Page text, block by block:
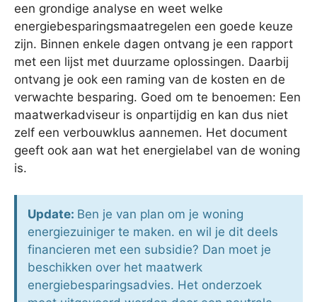
een grondige analyse en weet welke
energiebesparingsmaatregelen een goede keuze
zijn. Binnen enkele dagen ontvang je een rapport
met een lijst met duurzame oplossingen. Daarbij
ontvang je ook een raming van de kosten en de
verwachte besparing. Goed om te benoemen: Een
maatwerkadviseur is onpartijdig en kan dus niet
zelf een verbouwklus aannemen. Het document
geeft ook aan wat het energielabel van de woning
is.
Update: Ben je van plan om je woning
energiezuiniger te maken. en wil je dit deels
financieren met een subsidie? Dan moet je
beschikken over het maatwerk
energiebesparingsadvies. Het onderzoek